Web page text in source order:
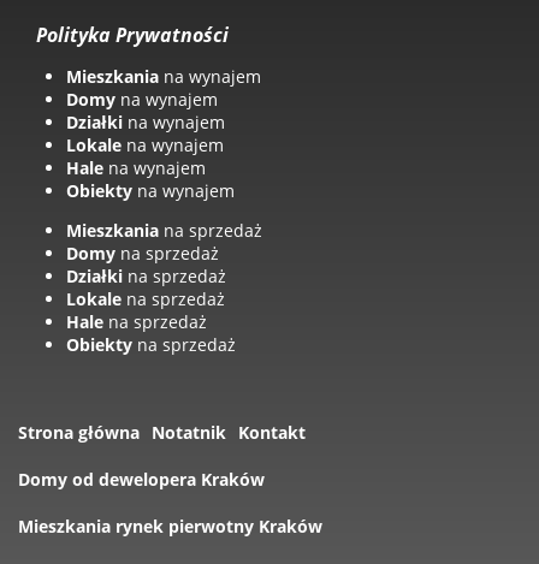
Polityka Prywatności
Mieszkania na wynajem
Domy na wynajem
Działki na wynajem
Lokale na wynajem
Hale na wynajem
Obiekty na wynajem
Mieszkania na sprzedaż
Domy na sprzedaż
Działki na sprzedaż
Lokale na sprzedaż
Hale na sprzedaż
Obiekty na sprzedaż
Strona główna Notatnik Kontakt
Domy od dewelopera Kraków
Mieszkania rynek pierwotny Kraków